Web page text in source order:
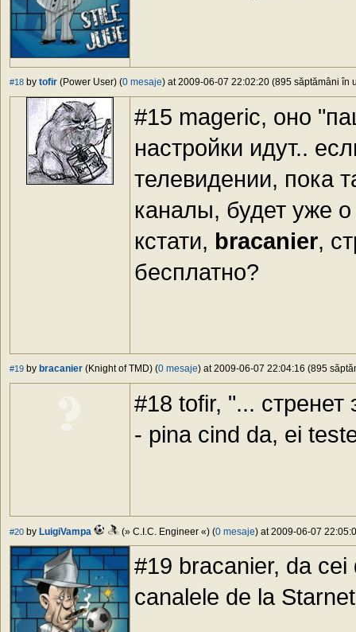
#18 by tofir (Power User) (0 mesaje) at 2009-06-07 22:02:20 (895 săptămâni în
#15 mageric, оно
настройки идут..
телевидении, пока
каналы, будет уже
кстати, bracanier,
бесплатно?
#19 by bracanier (Knight of TMD) (0 mesaje) at 2009-06-07 22:04:16 (895
#18 tofir, "...
- pina cind da, ei
#20 by LuigiVampa (» C.I.C. Engineer «) (0 mesaje) at 2009-06-07
#19 bracanier, da
canalele de la